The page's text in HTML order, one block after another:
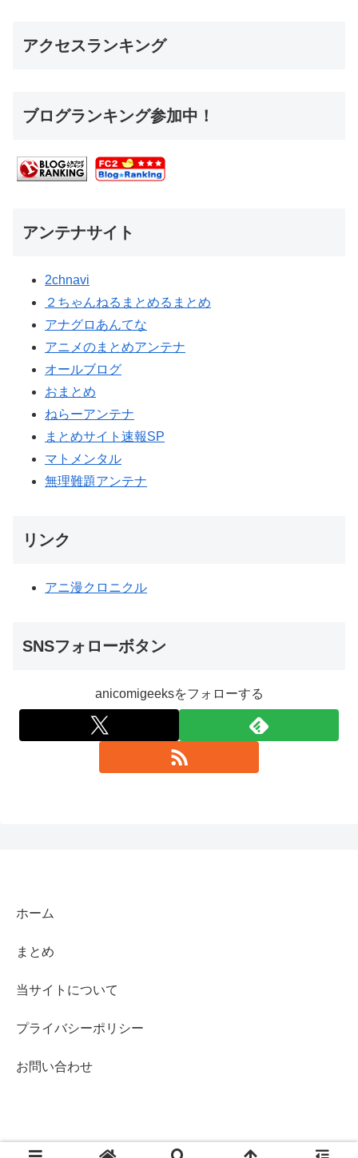
アクセスランキング
ブログランキング参加中！
アンテナサイト
2chnavi
２ちゃんねるまとめるまとめ
アナグロあんてな
アニメのまとめアンテナ
オールブログ
おまとめ
ねらーアンテナ
まとめサイト速報SP
マトメンタル
無理難題アンテナ
リンク
アニ漫クロニクル
SNSフォローボタン
anicomigeeksをフォローする
ホーム
まとめ
当サイトについて
プライバシーポリシー
お問い合わせ